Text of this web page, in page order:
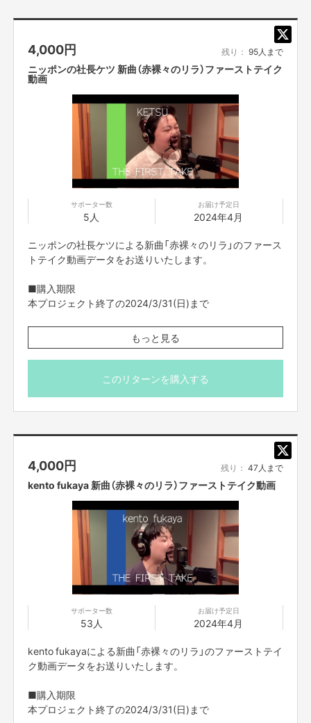
・ご支援の際は、本文記載の【ご支援にあたってのご注意
4,000円 残り： 95人まで
ニッポンの社長ケツ 新曲（赤裸々のリラ）ファーストテイク
動画
サポーター数
5人
お届け予定日
2024年4月
ニッポンの社長ケツによる新曲「赤裸々のリラ」のファース
トテイク動画データをお送りいたします。
■購入期限
本プロジェクト終了の2024/3/31(日)まで
■データ送付予定日
2024年4月
・FANY Crowdfundingのメッセージ機能を使ってご案内
・ご支援の際は、本文記載の【ご支援にあたってのご注意
もっと見る
このリターンを購入する
4,000円 残り： 47人まで
kento fukaya 新曲（赤裸々のリラ）ファーストテイク動画
サポーター数
53人
お届け予定日
2024年4月
kento fukayaによる新曲「赤裸々のリラ」のファーストテイ
ク動画データをお送りいたします。
■購入期限
本プロジェクト終了の2024/3/31(日)まで